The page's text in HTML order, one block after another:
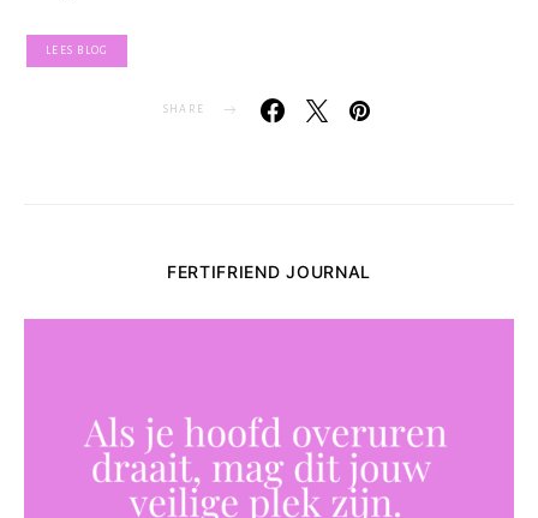
LEES BLOG
SHARE
FERTIFRIEND JOURNAL